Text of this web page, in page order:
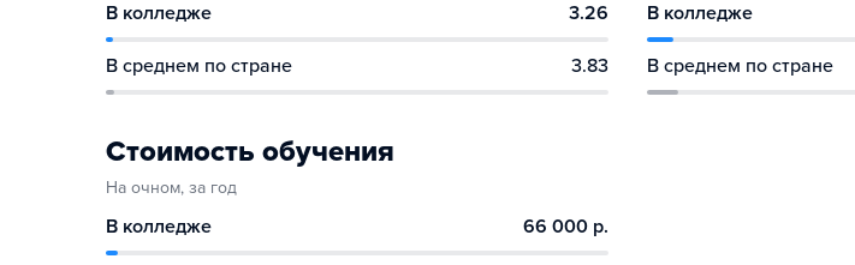
В колледже 3.26
В среднем по стране 3.83
В колледже
В среднем по стране
Стоимость обучения
На очном, за год
В колледже 66 000 р.